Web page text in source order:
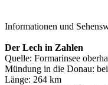
Informationen und
Der Lech in Zahlen
Quelle: Formarinsee
Mündung in die Donau:
Länge: 264 km